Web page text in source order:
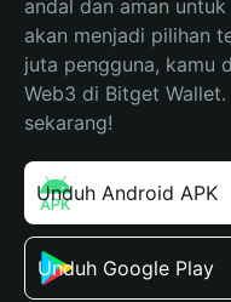
andal dan aman
akan menjadi pilihan
juta pengguna, kamu
Web3 di Bitget
sekarang!
Unduh Android APK
Unduh Google Play